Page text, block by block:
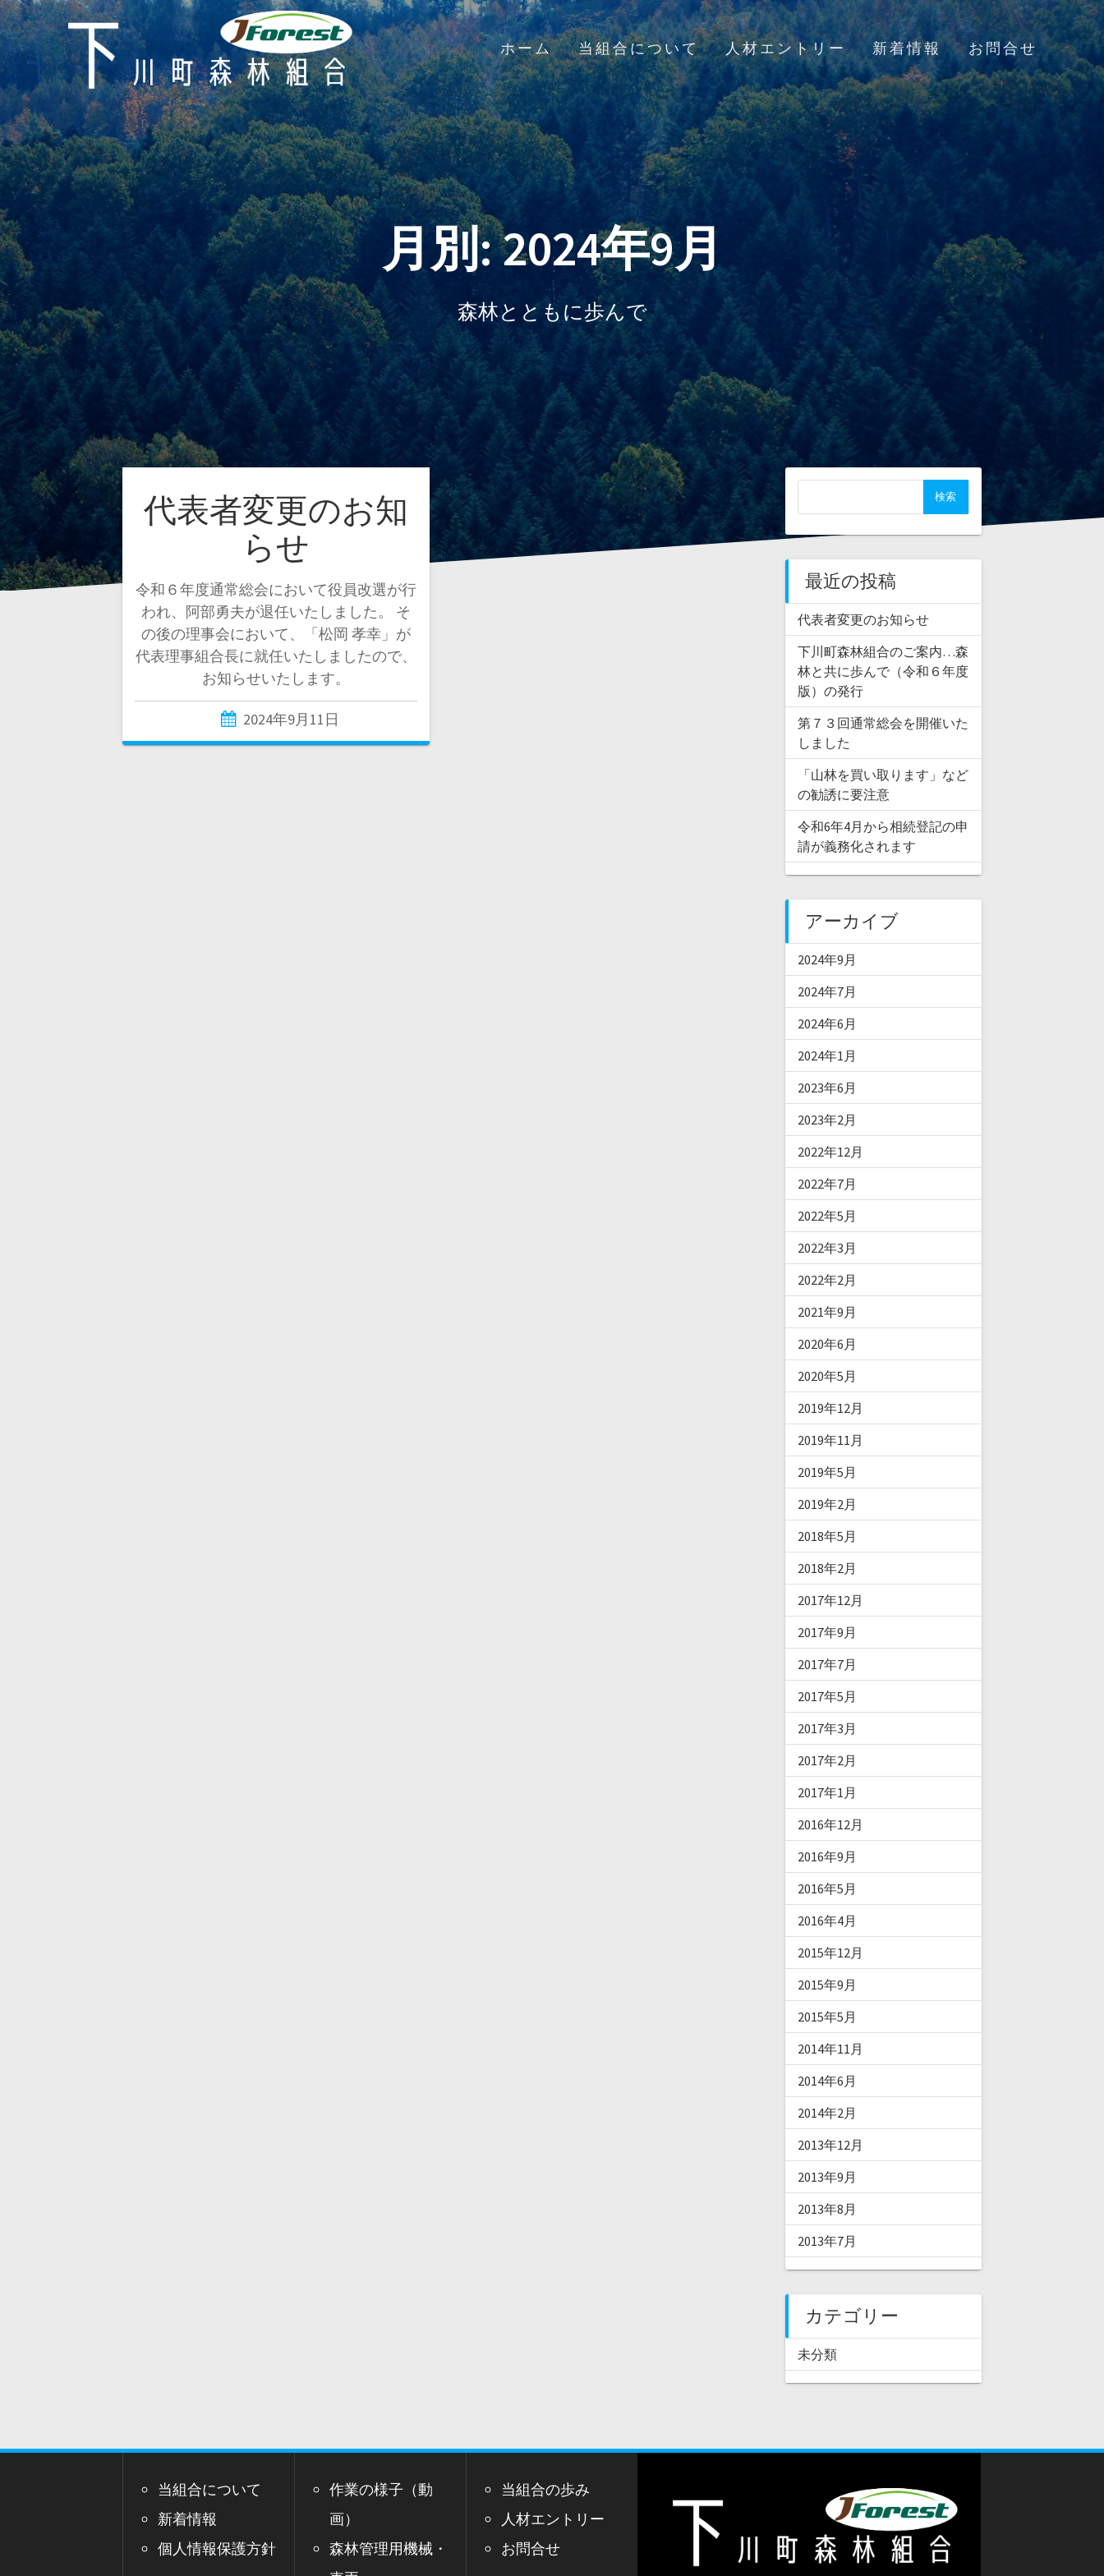
コ
ン
テ
ン
ツ
へ
ス
キ
ッ
プ
ホーム 当組合について 人材エントリー 新着情報 お問合せ
月別: 2024年9月
森林とともに歩んで
代表者変更のお知
らせ
令和６年度通常総会において役員改選が行
われ、阿部勇夫が退任いたしました。 そ
の後の理事会において、「松岡 孝幸」が
代表理事組合長に就任いたしましたので、
お知らせいたします。
2024年9月11日
最近の投稿
代表者変更のお知らせ
下川町森林組合のご案内…森
林と共に歩んで（令和６年度
版）の発行
第７３回通常総会を開催いた
しました
「山林を買い取ります」など
の勧誘に要注意
令和6年4月から相続登記の申
請が義務化されます
アーカイブ
2024年9月
2024年7月
2024年6月
2024年1月
2023年6月
2023年2月
2022年12月
2022年7月
2022年5月
2022年3月
2022年2月
2021年9月
2020年6月
2020年5月
2019年12月
2019年11月
2019年5月
2019年2月
2018年5月
2018年2月
2017年12月
2017年9月
2017年7月
2017年5月
2017年3月
2017年2月
2017年1月
2016年12月
2016年9月
2016年5月
2016年4月
2015年12月
2015年9月
2015年5月
2014年11月
2014年6月
2014年2月
2013年12月
2013年9月
2013年8月
2013年7月
カテゴリー
未分類
当組合について
新着情報
個人情報保護方針
作業の様子（動
画）
森林管理用機械・
当組合の歩み
人材エントリー
お問合せ